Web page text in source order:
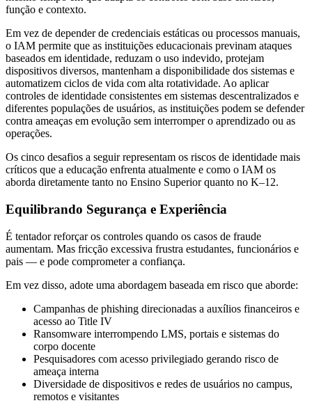
função e contexto.
Em vez de depender de credenciais estáticas ou processos manuais,
o IAM permite que as instituições educacionais previnam ataques
baseados em identidade, reduzam o uso indevido, protejam
dispositivos diversos, mantenham a disponibilidade dos sistemas e
automatizem ciclos de vida com alta rotatividade. Ao aplicar
controles de identidade consistentes em sistemas descentralizados e
diferentes populações de usuários, as instituições podem se defender
contra ameaças em evolução sem interromper o aprendizado ou as
operações.
Os cinco desafios a seguir representam os riscos de identidade mais
críticos que a educação enfrenta atualmente e como o IAM os
aborda diretamente tanto no Ensino Superior quanto no K–12.
Equilibrando Segurança e Experiência
É tentador reforçar os controles quando os casos de fraude
aumentam. Mas fricção excessiva frustra estudantes, funcionários e
pais — e pode comprometer a confiança.
Em vez disso, adote uma abordagem baseada em risco que aborde:
Campanhas de phishing direcionadas a auxílios financeiros e
acesso ao Title IV
Ransomware interrompendo LMS, portais e sistemas do
corpo docente
Pesquisadores com acesso privilegiado gerando risco de
ameaça interna
Diversidade de dispositivos e redes de usuários no campus,
remotos e visitantes